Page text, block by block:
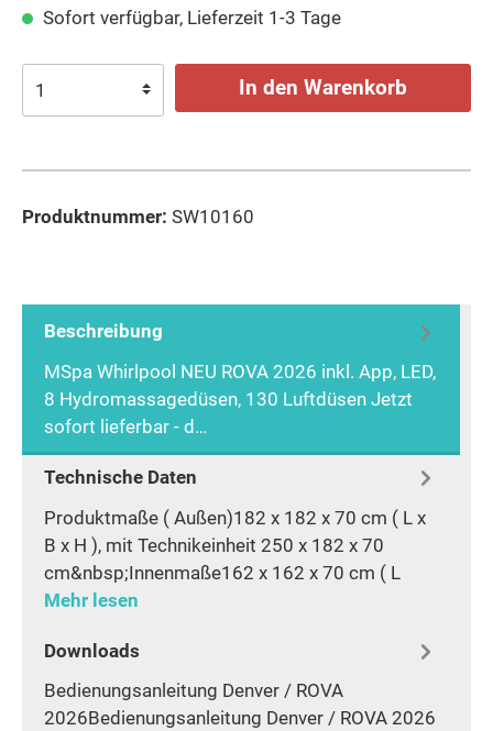
Sofort verfügbar, Lieferzeit 1-3 Tage
In den Warenkorb
Produktnummer: SW10160
Beschreibung
MSpa Whirlpool NEU ROVA 2026 inkl. App, LED,
8 Hydromassagedüsen, 130 Luftdüsen Jetzt
sofort lieferbar - d…
Technische Daten
Produktmaße ( Außen)182 x 182 x 70 cm ( L x
B x H ), mit Technikeinheit 250 x 182 x 70
cm&nbsp;Innenmaße162 x 162 x 70 cm ( L
Mehr lesen
Downloads
Bedienungsanleitung Denver / ROVA
2026Bedienungsanleitung Denver / ROVA 2026